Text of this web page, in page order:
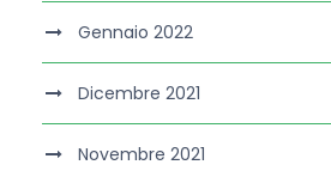
Gennaio 2022
Dicembre 2021
Novembre 2021